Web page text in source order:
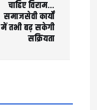
चाहिए विराम…
समाजसेवी कार्यों
में तभी बढ़ सकेगी
सक्रियता